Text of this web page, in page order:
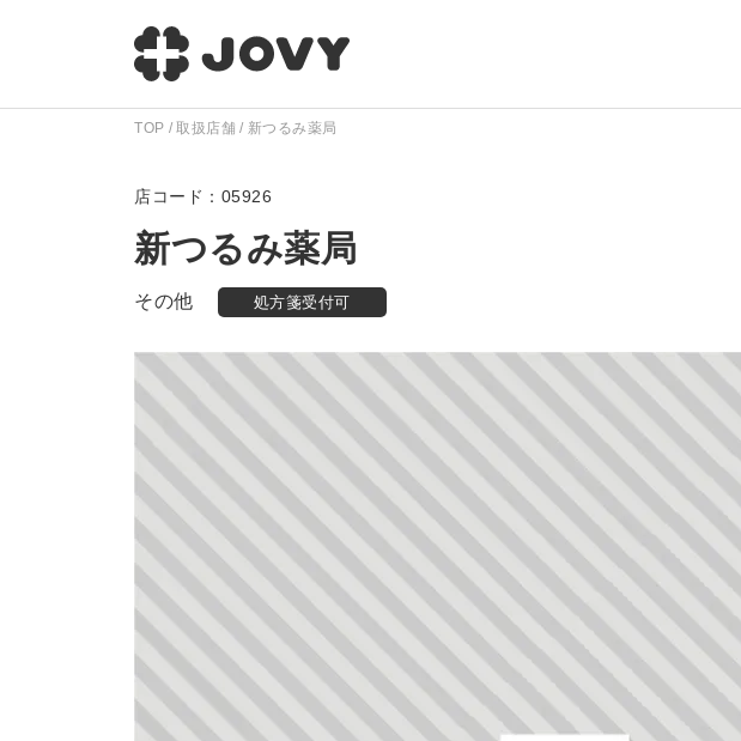
TOP 取扱店舗 新つるみ薬局
05926
新つるみ薬局
その他 処方箋受付可